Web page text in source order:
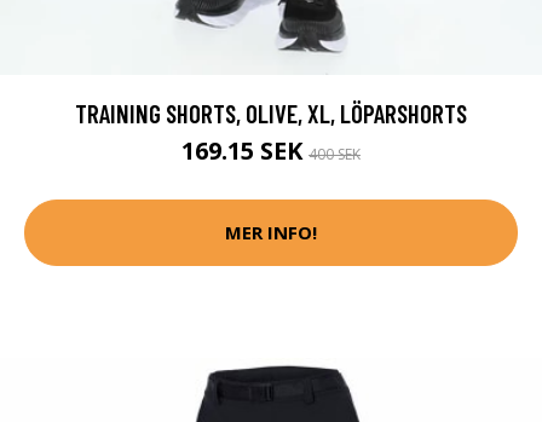
TRAINING SHORTS, OLIVE, XL, LÖPARSHORTS
169.15 SEK 400 SEK
MER INFO!